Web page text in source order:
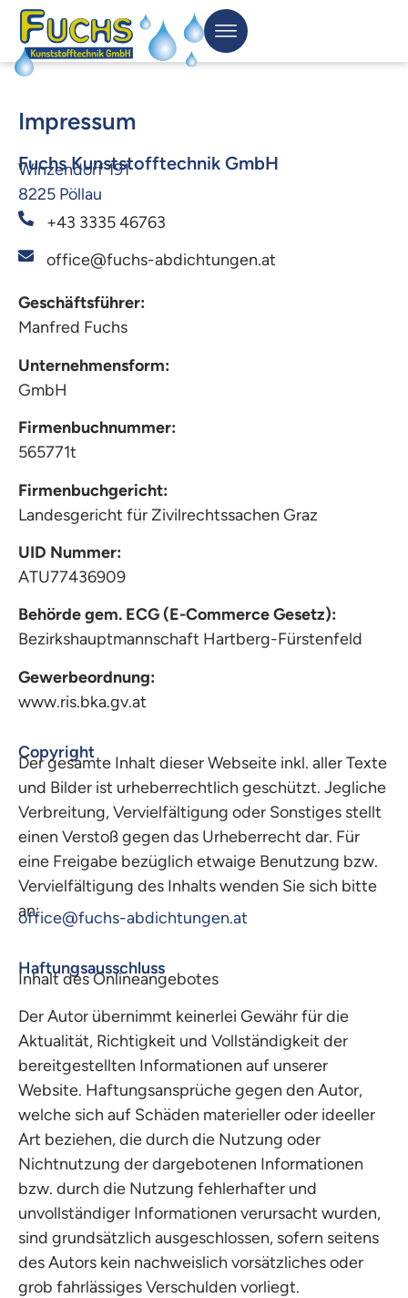
Impressum
Fuchs Kunststofftechnik GmbH
Winzendorf 191
8225 Pöllau
+43 3335 46763
office@fuchs-abdichtungen.at
Geschäftsführer:
Manfred Fuchs
Un­ter­neh­mens­form:
GmbH
Firmenbuchnummer:
565771t
Firmenbuchgericht:
Landesgericht für Zivilrechtssachen Graz
UID Nummer:
ATU77436909
Behörde gem. ECG (E-Commerce Gesetz):
Bezirkshauptmannschaft Hartberg-Fürstenfeld
Gewerbeordnung:
www.ris.bka.gv.at
Copyright
Der gesamte Inhalt dieser Webseite inkl. aller Texte
und Bilder ist urheberrechtlich geschützt. Jegliche
Verbreitung, Vervielfältigung oder Sonstiges stellt
einen Verstoß gegen das Urheberrecht dar. Für
eine Freigabe bezüglich etwaige Benutzung bzw.
Vervielfältigung des Inhalts wenden Sie sich bitte
an:
office@fuchs-abdichtungen.at
Haftungsausschluss
Inhalt des Onlineangebotes
Der Autor übernimmt keinerlei Gewähr für die
Aktualität, Richtigkeit und Vollständigkeit der
bereitgestellten Informationen auf unserer
Website. Haftungsansprüche gegen den Autor,
welche sich auf Schäden materieller oder ideeller
Art beziehen, die durch die Nutzung oder
Nichtnutzung der dargebotenen Informationen
bzw. durch die Nutzung fehlerhafter und
unvollständiger Informationen verursacht wurden,
sind grundsätzlich ausgeschlossen, sofern seitens
des Autors kein nachweislich vorsätzliches oder
grob fahrlässiges Verschulden vorliegt.